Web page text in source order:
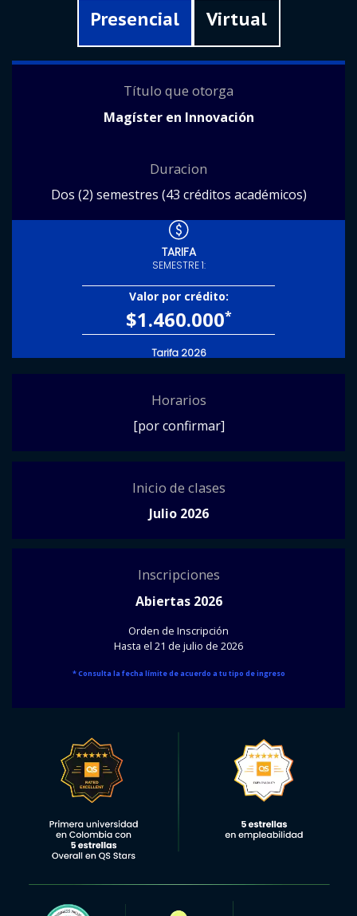
Presencial Virtual
Título que otorga
Magíster en Innovación
Duracion
Dos (2) semestres (43 créditos académicos)
TARIFA
SEMESTRE 1:
Valor por crédito:
$1.460.000*
Tarifa 2026
Horarios
[por confirmar]
Inicio de clases
Julio 2026
Inscripciones
Abiertas 2026
Orden de Inscripción
Hasta el 21 de julio de 2026
* Consulta la fecha límite de acuerdo a tu tipo de ingreso